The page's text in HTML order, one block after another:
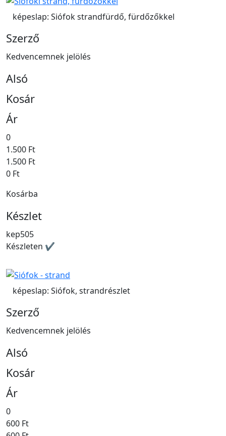
képeslap: Siófok strandfürdő, fürdőzőkkel
Szerző
Kedvencemnek jelölés
Alsó
Kosár
Ár
0
1.500 Ft
1.500 Ft
0 Ft
Kosárba
Készlet
kep505
Készleten ✔
képeslap: Siófok, strandrészlet
Szerző
Kedvencemnek jelölés
Alsó
Kosár
Ár
0
600 Ft